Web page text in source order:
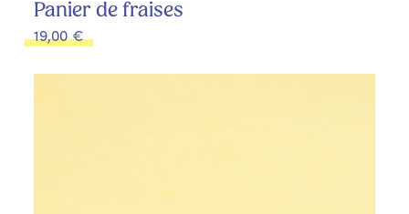
Panier de fraises
19,00€